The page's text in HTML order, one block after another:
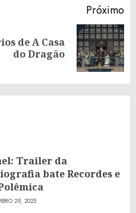
Próximo
de A Casa
do Dragão
Trailer da
bate Recordes e
29, 2025